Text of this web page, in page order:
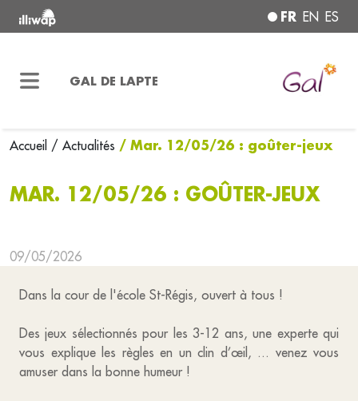
FR EN ES
GAL DE LAPTE
Accueil / Actualités / Mar. 12/05/26 : goûter-jeux
MAR. 12/05/26 : GOÛTER-JEUX
09/05/2026
Dans la cour de l'école St-Régis, ouvert à tous !
Des jeux sélectionnés pour les 3-12 ans, une experte qui
vous explique les règles en un clin d’œil, ... venez vous
amuser dans la bonne humeur !